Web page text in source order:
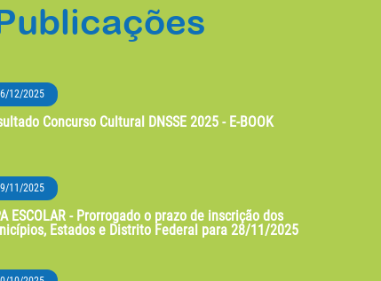
12/2025
Concurso Cultural DNSSE 2025 - E-BOOK
11/2025
ESCOLAR - Prorrogado o prazo de inscrição dos
Estados e Distrito Federal para 28/11/2025